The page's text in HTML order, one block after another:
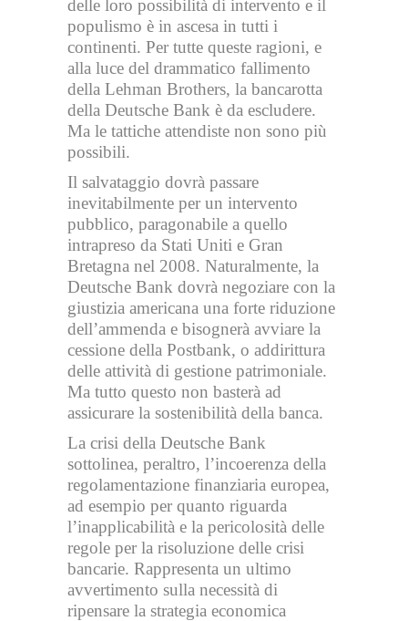
delle loro possibilità di intervento e il
populismo è in ascesa in tutti i
continenti. Per tutte queste ragioni, e
alla luce del drammatico fallimento
della Lehman Brothers, la bancarotta
della Deutsche Bank è da escludere.
Ma le tattiche attendiste non sono più
possibili.
Il salvataggio dovrà passare
inevitabilmente per un intervento
pubblico, paragonabile a quello
intrapreso da Stati Uniti e Gran
Bretagna nel 2008. Naturalmente, la
Deutsche Bank dovrà negoziare con la
giustizia americana una forte riduzione
dell’ammenda e bisognerà avviare la
cessione della Postbank, o addirittura
delle attività di gestione patrimoniale.
Ma tutto questo non basterà ad
assicurare la sostenibilità della banca.
La crisi della Deutsche Bank
sottolinea, peraltro, l’incoerenza della
regolamentazione finanziaria europea,
ad esempio per quanto riguarda
l’inapplicabilità e la pericolosità delle
regole per la risoluzione delle crisi
bancarie. Rappresenta un ultimo
avvertimento sulla necessità di
ripensare la strategia economica